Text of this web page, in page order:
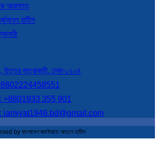
আরাফাত
হাদীস
যাত্রাবাড়ী, ঢাকা-১২০৪
+8801933 355 901
: jamiyat1946.bd@gmail.com
by বাংলাদেশ জমঈয়তে আহলে হাদীস